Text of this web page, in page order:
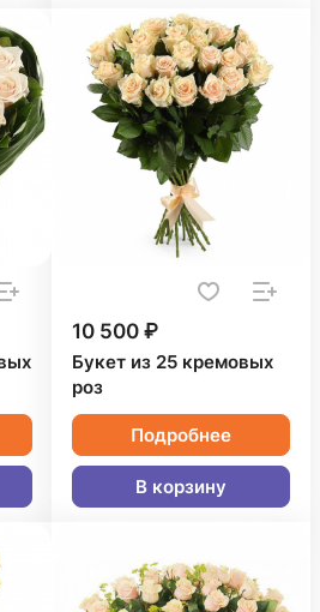
10 500 ₽
Букет из 25 кремовых
роз
Подробнее
В корзину